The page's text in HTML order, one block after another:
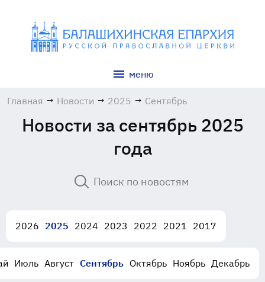
меню
Главная → Новости → 2025 → Сентябрь
Новости за сентябрь 2025
года
2026 2025 2024 2023 2022 2021 2017
Июль Август Сентябрь Октябрь Ноябрь Декабрь